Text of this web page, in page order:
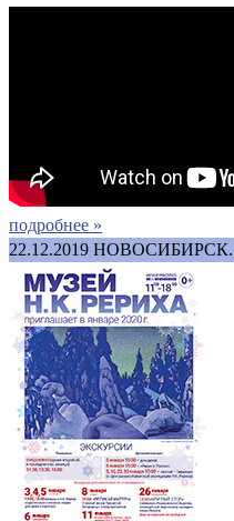
подробнее »
22.12.2019